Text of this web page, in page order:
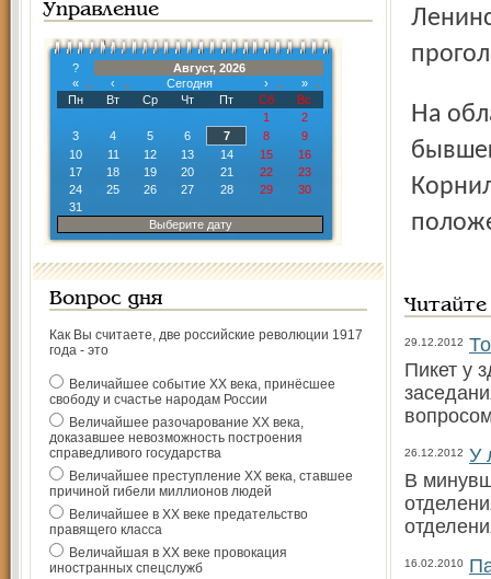
Управление
?
Август, 2026
«
‹ Сегодня ›
»
Пн
Вт Ср Чт Пт Сб
Вс
1
2
3
4 5 6 7 8
9
10
11 12 13 14 15
16
17
18 19 20 21 22
23
24
25 26 27 28 29
30
31
Выберите дату
Вопрос дня
Как Вы считаете, две российские революции 1917
года - это
Величайшее событие ХХ века, принёсшее
свободу и счастье народам России
Величайшее разочарование ХХ века,
доказавшее невозможность построения
справедливого государства
Величайшее преступление ХХ века, ставшее
причиной гибели миллионов людей
Величайшее в ХХ веке предательство
правящего класса
Величайшая в ХХ веке провокация
иностранных спецслужб
На областной конференции КПРФ 12 января сторонники
29.12.2012
Пикет у
26.12.2012 У
В
16.02.2010